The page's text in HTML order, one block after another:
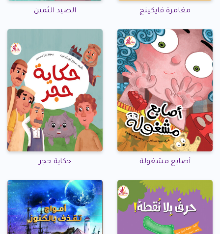
مغامرة فايكينج الصيد الثمين
أصابع مشغولة حكاية حجر